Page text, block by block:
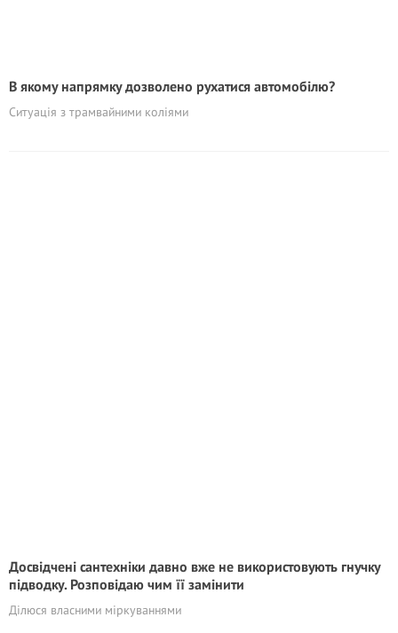
В якому напрямку дозволено рухатися автомобілю?
Cитуація з трамвайними коліями
Досвідчені сантехніки давно вже не використовують гнучку
підводку. Розповідаю чим її замінити
Ділюся власними міркуваннями